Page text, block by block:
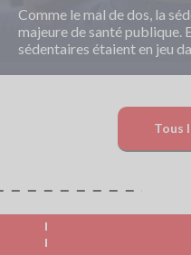
Comme le mal de dos, la
majeure de santé publique.
sédentaires étaient en jeu
Tous